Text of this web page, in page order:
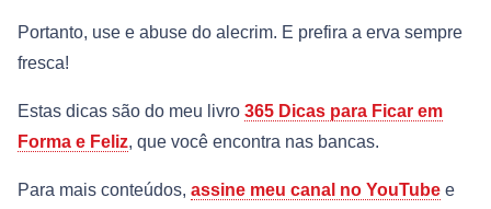
Portanto, use e abuse do alecrim. E prefira a erva sempre
fresca!
Estas dicas são do meu livro 365 Dicas para Ficar em
Forma e Feliz, que você encontra nas bancas.
Para mais conteúdos, assine meu canal no YouTube e